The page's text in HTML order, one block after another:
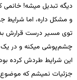
دیگه تبدیل میشه!
و مشکل داره، اما شرایط
توی مسیر درست قرارش
چشم‌پوشی میکنه و در یک
این شرایط طردش کرده
جزئیات نمیشم که موضوع